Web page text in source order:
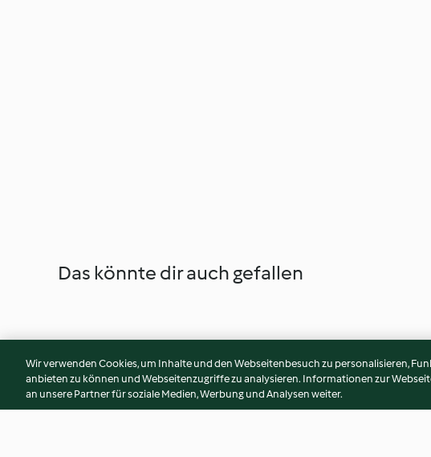
Das könnte dir auch gefallen
Wir verwenden Cookies, um Inhalte und den Webseitenbesuch zu personalisieren,
anbieten zu können und Webseitenzugriffe zu analysieren. Informationen zur
an unsere Partner für soziale Medien, Werbung und Analysen weiter.